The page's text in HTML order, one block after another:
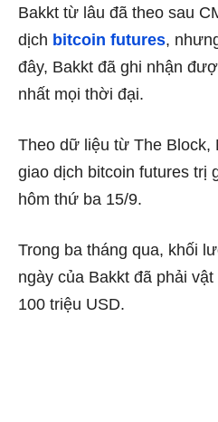
Bakkt từ lâu đã theo sau
dịch bitcoin futures,
đây, Bakkt đã ghi nhận
nhất mọi thời đại.
Theo dữ liệu từ The Block,
giao dịch bitcoin futures trị
hôm thứ ba 15/9.
Trong ba tháng qua, khối
ngày của Bakkt đã phải
100 triệu USD.